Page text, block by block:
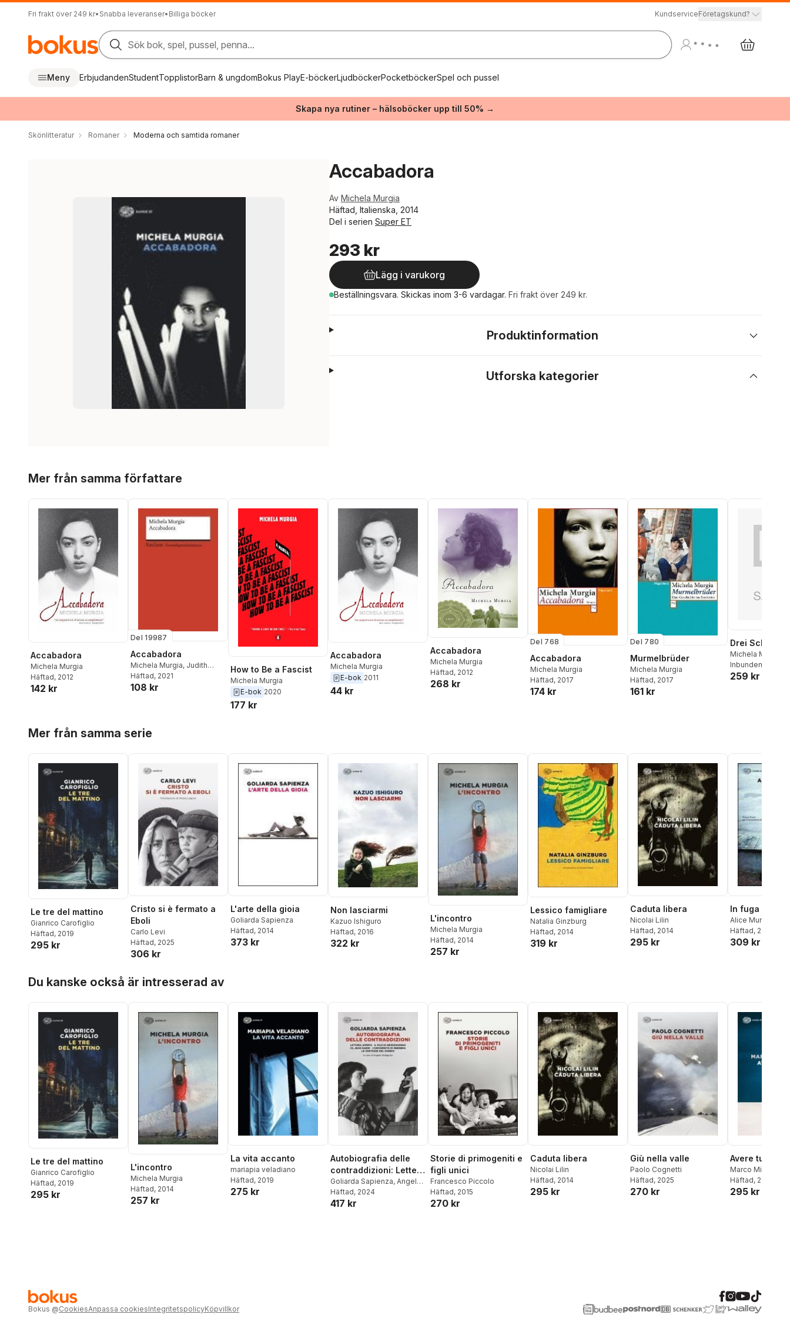
Fri frakt över 249 kr• Snabba leveranser• Billiga böcker KundserviceFöretagskund?
Sök bok, spel, pussel, penna...
Meny ErbjudandenStudentTopplistorBarn & ungdomBokus PlayE-böckerLjudböckerPocketböckerSpel och pussel
Skapa nya rutiner – hälsoböcker upp till 50% →
Skönlitteratur Romaner Moderna och samtida romaner
Accabadora
Av Michela Murgia
Häftad, Italienska, 2014
Del i serien Super ET
293 kr
Lägg i varukorg
Beställningsvara. Skickas inom 3-6 vardagar. Fri frakt över 249 kr.
Produktinformation
Utforska kategorier
Mer från samma författare
Accabadora
Michela Murgia
Häftad, 2012
142 kr
Del 19987
Accabadora
Michela Murgia, Judith
Krieg
Häftad, 2021
108 kr
How to Be a Fascist
Michela Murgia
E-bok 2020
177 kr
Accabadora
Michela Murgia
E-bok 2011
44 kr
Accabadora
Michela Murgia
Häftad, 2012
268 kr
Del 768
Accabadora
Michela Murgia
Häftad, 2017
174 kr
Del 780
Murmelbrüder
Michela Murgia
Häftad, 2017
161 kr
Drei Schalen
Michela Murgia
Inbunden
259 kr
Mer från samma serie
Le tre del mattino
Gianrico Carofiglio
Häftad, 2019
295 kr
Cristo si è fermato a
Eboli
Carlo Levi
Häftad, 2025
306 kr
L'arte della gioia
Goliarda Sapienza
Häftad, 2014
373 kr
Non lasciarmi
Kazuo Ishiguro
Häftad, 2016
322 kr
L'incontro
Michela Murgia
Häftad, 2014
257 kr
Lessico famigliare
Natalia Ginzburg
Häftad, 2014
319 kr
Caduta libera
Nicolai Lilin
Häftad, 2014
295 kr
In fuga
Alice Munro
Häftad, 2014
309 kr
Du kanske också är intresserad av
Le tre del mattino
Gianrico Carofiglio
Häftad, 2019
295 kr
L'incontro
Michela Murgia
Häftad, 2014
257 kr
La vita accanto
mariapia veladiano
Häftad, 2019
275 kr
Autobiografia delle
contraddizioni: Lettera
aperta-Il filo di
mezzogiorno-Io, Jean
Gabin-L'università di
Goliarda Sapienza, Angelo
Pellegrino
Häftad, 2024
417 kr
Storie di primogeniti e
figli unici
Francesco Piccolo
Häftad, 2015
270 kr
Caduta libera
Nicolai Lilin
Häftad, 2014
295 kr
Giù nella valle
Paolo Cognetti
Häftad, 2025
270 kr
Avere tutto
Marco Missiroli
Häftad, 2024
295 kr
Bokus @CookiesAnpassa cookiesIntegritetspolicyKöpvillkor